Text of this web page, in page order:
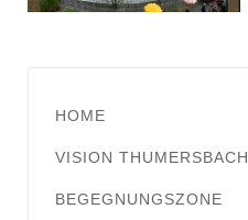
HOME
VISION THUMERSBACH
BEGEGNUNGSZONE